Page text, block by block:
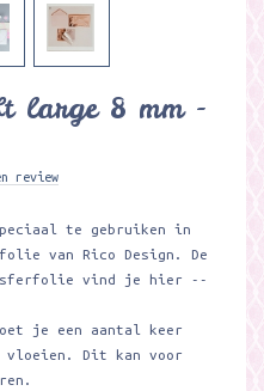
large 8 mm -
review
te gebruiken in
van Rico Design. De
vind je hier --
je een aantal keer
vloeien. Dit kan voor